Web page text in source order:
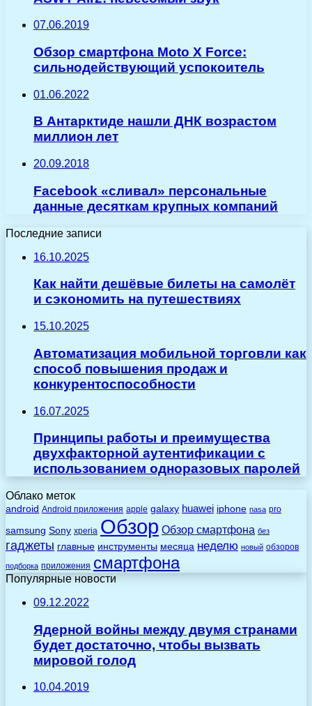
07.06.2019
Обзор смартфона Moto X Force:
сильнодействующий успокоитель
01.06.2022
В Антарктиде нашли ДНК возрастом
миллион лет
20.09.2018
Facebook «сливал» персональные
данные десяткам крупных компаний
Последние записи
16.10.2025
Как найти дешёвые билеты на самолёт
и сэкономить на путешествиях
15.10.2025
Автоматизация мобильной торговли как
способ повышения продаж и
конкурентоспособности
16.07.2025
Принципы работы и преимущества
двухфакторной аутентификации с
использованием одноразовых паролей
Облако меток
android Android приложения apple galaxy huawei iphone nasa pro
samsung Sony xperia Обзор Обзор смартфона без
гаджеты главные инструменты месяца неделю новый обзоров
подборка приложения смартфона
Популярные новости
09.12.2022
Ядерной войны между двумя странами
будет достаточно, чтобы вызвать
мировой голод
10.04.2019